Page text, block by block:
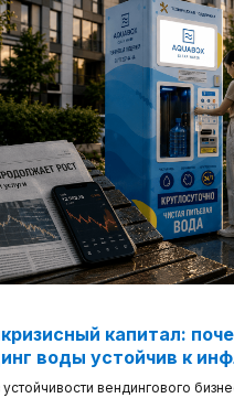
капитал:
воды устойчив к
устойчивости вендингового